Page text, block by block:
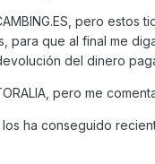
pero estos
para que al final me
del dinero
pero me
ha conseguido